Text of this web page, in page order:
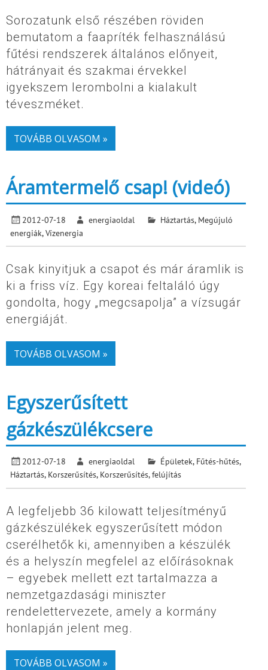
Sorozatunk első részében röviden
bemutatom a faapríték felhasználású
fűtési rendszerek általános előnyeit,
hátrányait és szakmai érvekkel
igyekszem lerombolni a kialakult
téveszméket.
TOVÁBB OLVASOM »
Áramtermelő csap! (videó)
2012-07-18 energiaoldal Háztartás, Megújuló
energiák,Vízenergia
Csak kinyitjuk a csapot és már áramlik is
ki a friss víz. Egy koreai feltaláló úgy
gondolta, hogy „megcsapolja” a vízsugár
energiáját.
TOVÁBB OLVASOM »
Egyszerűsített
gázkészülékcsere
2012-07-18 energiaoldal Épületek, Fűtés-hűtés,
Háztartás, Korszerűsítés, Korszerűsítés, felújítás
A legfeljebb 36 kilowatt teljesítményű
gázkészülékek egyszerűsített módon
cserélhetők ki, amennyiben a készülék
és a helyszín megfelel az előírásoknak
– egyebek mellett ezt tartalmazza a
nemzetgazdasági miniszter
rendelettervezete, amely a kormány
honlapján jelent meg.
TOVÁBB OLVASOM »